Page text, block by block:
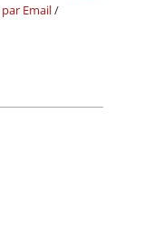
par Email/